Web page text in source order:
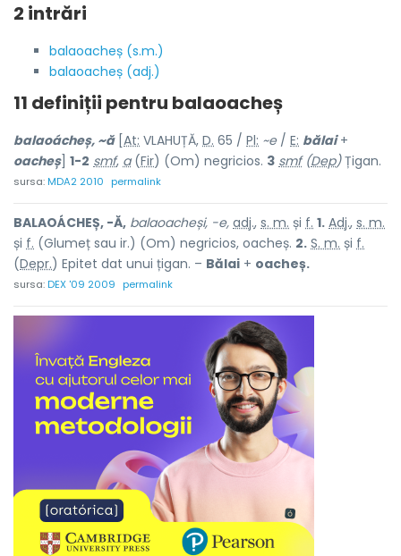
2 intrări
balaoacheș (s.m.)
balaoacheș (adj.)
11 definiții pentru balaoacheș
balaoácheș, ~ă[ At: VLAHUȚĂ, D. 65 / Pl: ~e/ E: bălai+
oacheș] 1-2 smf, a(Fir) (Om) negricios. 3 smf(Dep)Țigan.
sursa:MDA2 2010 permalink
BALAOÁCHEȘ, -Ă, balaoacheși, -e, adj., s. m. și f. 1. Adj., s. m.
și f. (Glumeț sau ir.) (Om) negricios, oacheș. 2. S. m. și f.
(Depr.) Epitet dat unui țigan. – Bălai + oacheș.
sursa:DEX '09 2009 permalink